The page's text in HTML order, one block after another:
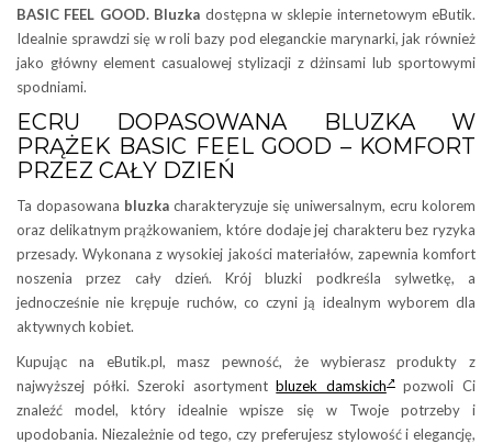
BASIC FEEL GOOD. Bluzka dostępna w sklepie internetowym eButik.
Idealnie sprawdzi się w roli bazy pod eleganckie marynarki, jak również
jako główny element casualowej stylizacji z dżinsami lub sportowymi
spodniami.
ECRU DOPASOWANA BLUZKA W
PRĄŻEK BASIC FEEL GOOD – KOMFORT
PRZEZ CAŁY DZIEŃ
Ta dopasowana bluzka charakteryzuje się uniwersalnym, ecru kolorem
oraz delikatnym prążkowaniem, które dodaje jej charakteru bez ryzyka
przesady. Wykonana z wysokiej jakości materiałów, zapewnia komfort
noszenia przez cały dzień. Krój bluzki podkreśla sylwetkę, a
jednocześnie nie krępuje ruchów, co czyni ją idealnym wyborem dla
aktywnych kobiet.
Kupując na eButik.pl, masz pewność, że wybierasz produkty z
najwyższej półki. Szeroki asortymentbluzek damskich pozwoli Ci
znaleźć model, który idealnie wpisze się w Twoje potrzeby i
upodobania. Niezależnie od tego, czy preferujesz stylowość i elegancję,